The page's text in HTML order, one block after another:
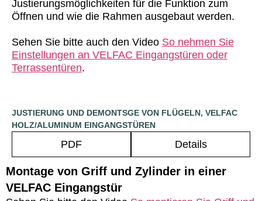
Justierungsmöglichkeiten für die Funktion zum
Öffnen und wie die Rahmen ausgebaut werden.
Sehen Sie bitte auch den Video So nehmen Sie
Einstellungen an VELFAC Eingangstüren oder
Terrassentüren.
JUSTIERUNG UND DEMONTSGE VON FLÜGELN, VELFAC
HOLZ/ALUMINUM EINGANGSTÜREN
PDF Details
Montage von Griff und Zylinder in einer
VELFAC Eingangstür